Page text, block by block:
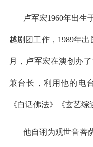
卢军宏1960年出生
越剧团工作，1989年
月，卢军宏在澳创办
兼台长，利用他的电
《白话佛法》《玄艺综
他自诩为观世音菩